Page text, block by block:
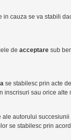
cauza se va stabili
de acceptaresub
se stabilesc prin acte
inscrisuri sau orice alte
autorului
se stabilesc prin